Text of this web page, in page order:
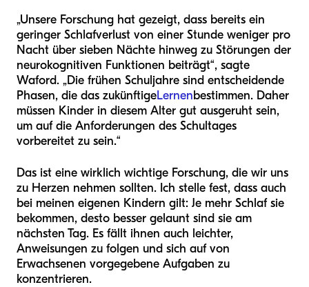
„Unsere Forschung hat gezeigt, dass bereits ein
geringer Schlafverlust von einer Stunde weniger pro
Nacht über sieben Nächte hinweg zu Störungen der
neurokognitiven Funktionen beiträgt“, sagte
Waford. „Die frühen Schuljahre sind entscheidende
Phasen, die das zukünftigeLernenbestimmen. Daher
müssen Kinder in diesem Alter gut ausgeruht sein,
um auf die Anforderungen des Schultages
vorbereitet zu sein.“
Das ist eine wirklich wichtige Forschung, die wir uns
zu Herzen nehmen sollten. Ich stelle fest, dass auch
bei meinen eigenen Kindern gilt: Je mehr Schlaf sie
bekommen, desto besser gelaunt sind sie am
nächsten Tag. Es fällt ihnen auch leichter,
Anweisungen zu folgen und sich auf von
Erwachsenen vorgegebene Aufgaben zu
konzentrieren.